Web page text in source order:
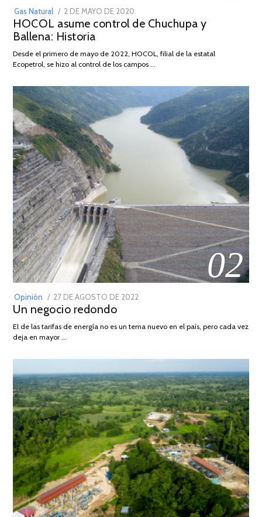
Gas Natural
POSTED
ON
2 DE MAYO DE 2020
DE
2026
HOCOL asume control de Chuchupa y
Ballena: Historia
Desde el primero de mayo de 2022, HOCOL, filial de la estatal
Ecopetrol, se hizo al control de los campos …
02
Opinión
POSTED
ON
27 DE AGOSTO DE 2022
DE
Un negocio redondo
El de las tarifas de energía no es un tema nuevo en el país, pero cada vez
deja en mayor …